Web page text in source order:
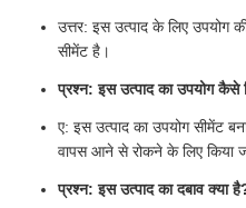
उत्तर: इस उत्पाद के लिए उपयोग
सीमेंट है।
प्रश्न: इस उत्पाद का उपयोग कैसे
ए: इस उत्पाद का उपयोग सीमेंट
वापस आने से रोकने के लिए किया
प्रश्न: इस उत्पाद का दबाव क्या